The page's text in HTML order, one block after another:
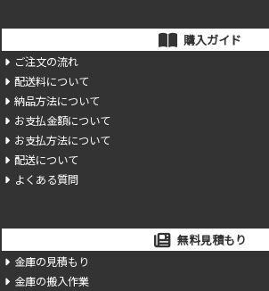
購入ガイド
ご注文の流れ
配送料について
納品方法について
お支払金額について
お支払方法について
配送について
よくある質問
無料見積もり
金庫の見積もり
金庫の搬入作業